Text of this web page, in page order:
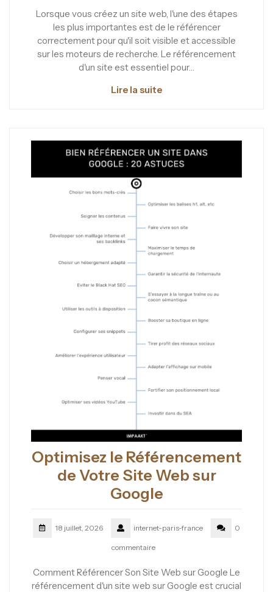
Lorsque vous créez un site web, l'une des étapes
les plus importantes est de le référencer
correctement pour qu'il soit visible et accessible
sur les moteurs de recherche. Le référencement
d'un site est essentiel pour…
Lire la suite
Optimisez le Référencement
de Votre Site Web sur
Google
18 juillet, 2026 internet-paris-france 0
commentaire
Comment Référencer Son Site Web sur Google Le
référencement d'un site web sur Google est crucial